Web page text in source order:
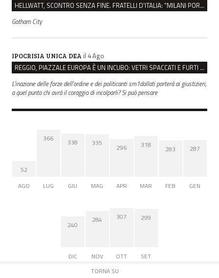
HELLWATT, SCONTRO SENZA FINE. FRATELLI D’ITALIA: “MILANI PORTA DOCUMENTI, DE FRANCO INSULTI”
Gotham City
IPOCRISIA UNICA DEA il 4 Ago
REGGIO, PIAZZALE EUROPA È UN INCUBO: VETRI SPACCATI E FURTI SULLE AUTO IN SOSTA
L'inazione delle forze dell'ordine e dei politicanti sm1dollati porterà ai giustizieri,
a quel punto chi avrà il coraggio di incolparli? Si può pensare
52
AGO
366
LUG
338
GIU
335
MAG
296
APR
318
MAR
283
FEB
287
GEN
240
DIC
284
NOV
307
OTT
299
SET
TORNA SU